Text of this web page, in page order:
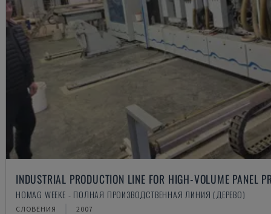
INDUSTRIAL PRODUCTION LINE FOR HIGH-VOLUME PANEL
HOMAG WEEKE - ПОЛНАЯ ПРОИЗВОДСТВЕННАЯ ЛИНИЯ (ДЕРЕВО)
СЛОВЕНИЯ 2007